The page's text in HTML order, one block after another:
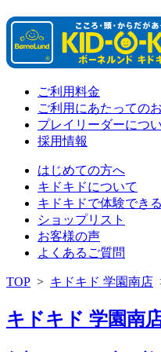
ご利用料金
ご利用にあたっての
プレイリーダーにつ
採用情報
はじめての方へ
キドキドについて
キドキドで体験でき
ショップリスト
お客様の声
よくあるご質問
TOP > キドキド 学園南店
キドキド 学園南